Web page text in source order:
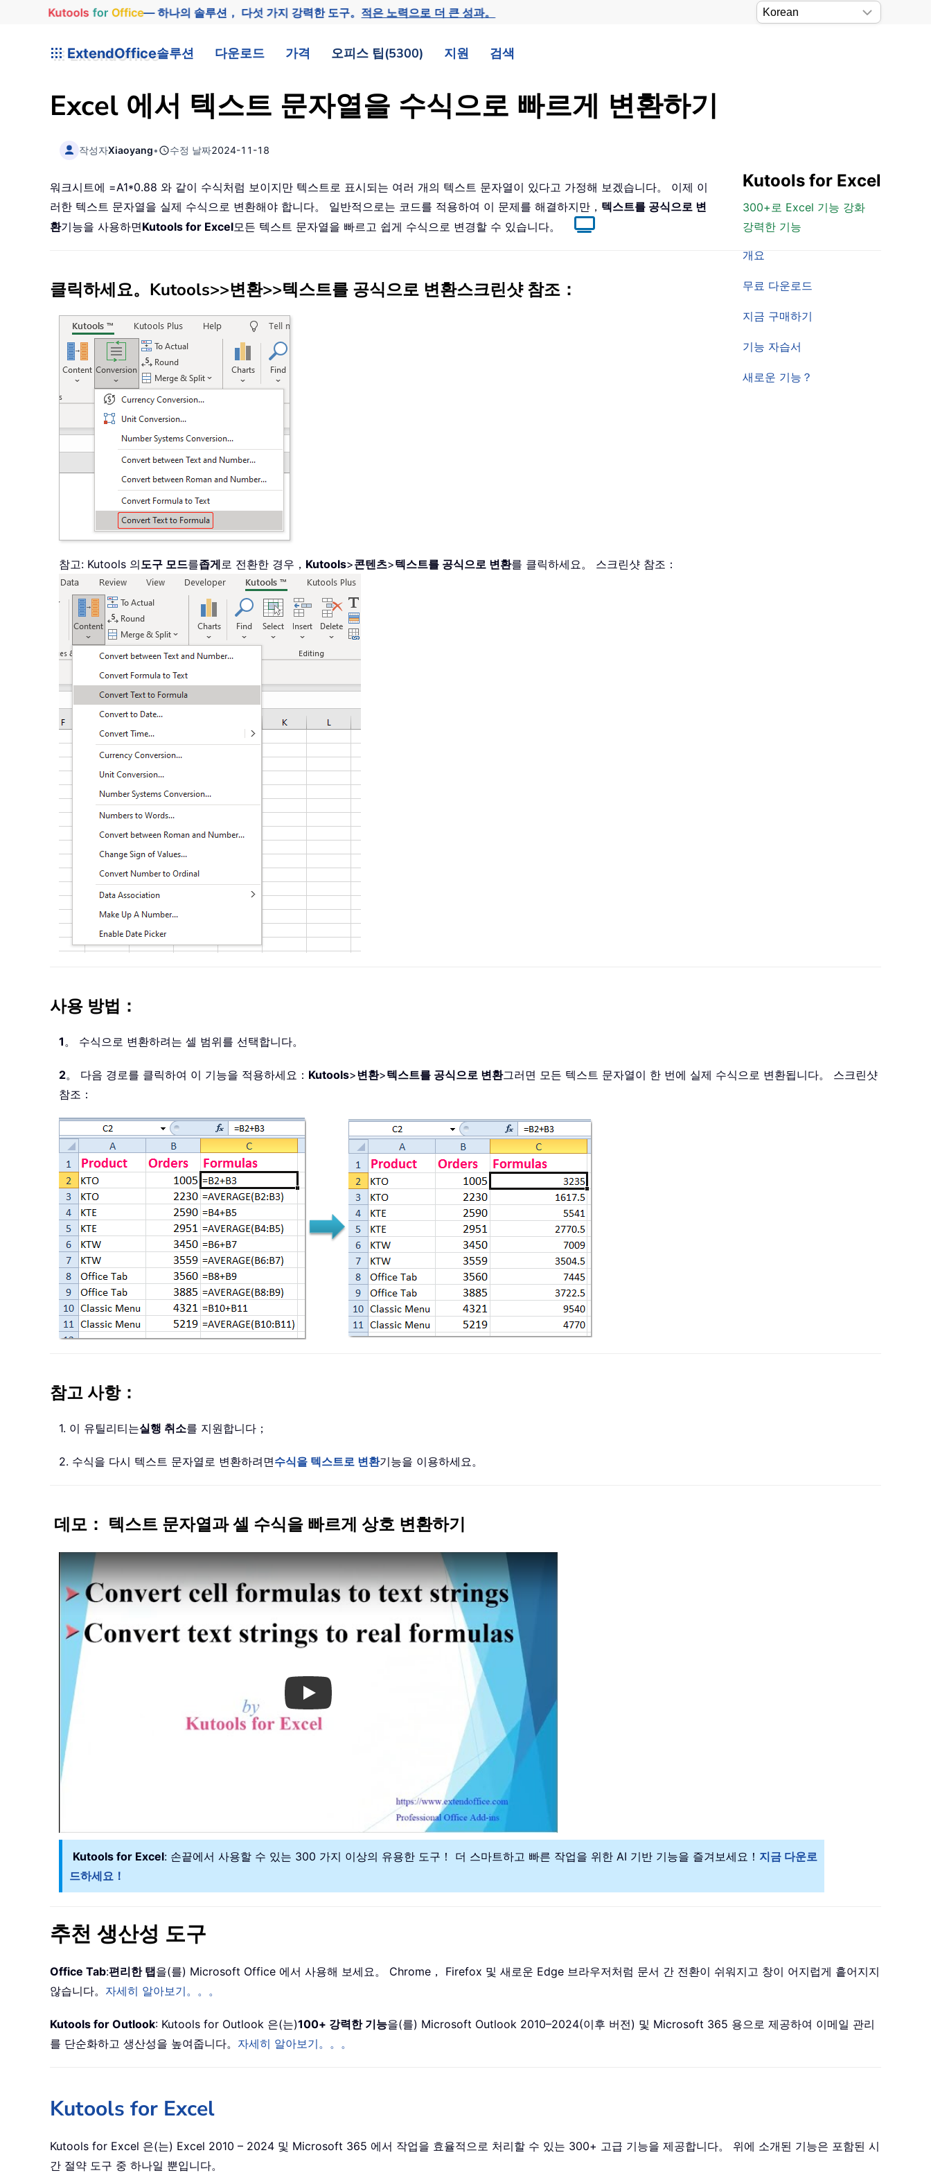
Kutools for Office— 하나의 솔루션， 다섯 가지 강력한 도구。적은 노력으로 더 큰 성과。
ExtendOffice솔루션 다운로드 가격 오피스 팁(5300) 지원 검색
Excel 에서 텍스트 문자열을 수식으로 빠르게 변환하기
작성자Xiaoyang• 수정 날짜2024-11-18
Kutools for Excel
300+로 Excel 기능 강화
강력한 기능
개요
무료 다운로드
지금 구매하기
기능 자습서
새로운 기능？
워크시트에 =A1*0.88 와 같이 수식처럼 보이지만 텍스트로 표시되는 여러 개의 텍스트 문자열이 있다고 가정해 보겠습니다。 이제 이
러한 텍스트 문자열을 실제 수식으로 변환해야 합니다。 일반적으로는 코드를 적용하여 이 문제를 해결하지만， 텍스트를 공식으로 변
환기능을 사용하면Kutools for Excel모든 텍스트 문자열을 빠르고 쉽게 수식으로 변경할 수 있습니다。
클릭하세요。 Kutools>>변환>>텍스트를 공식으로 변환스크린샷 참조：
참고: Kutools 의도구 모드를좁게로 전환한 경우， Kutools>콘텐츠>텍스트를 공식으로 변환를 클릭하세요。 스크린샷 참조：
사용 방법：
1。 수식으로 변환하려는 셀 범위를 선택합니다。
2。 다음 경로를 클릭하여 이 기능을 적용하세요： Kutools>변환>텍스트를 공식으로 변환그러면 모든 텍스트 문자열이 한 번에 실제 수식으로 변환됩니다。 스크린샷
참조：
참고 사항：
1. 이 유틸리티는실행 취소를 지원합니다；
2. 수식을 다시 텍스트 문자열로 변환하려면수식을 텍스트로 변환기능을 이용하세요。
데모： 텍스트 문자열과 셀 수식을 빠르게 상호 변환하기
Play
Kutools for Excel: 손끝에서 사용할 수 있는 300 가지 이상의 유용한 도구！ 더 스마트하고 빠른 작업을 위한 AI 기반 기능을 즐겨보세요！ 지금 다운로
드하세요！
추천 생산성 도구
Office Tab:편리한 탭을(를) Microsoft Office 에서 사용해 보세요。 Chrome， Firefox 및 새로운 Edge 브라우저처럼 문서 간 전환이 쉬워지고 창이 어지럽게 흩어지지
않습니다。 자세히 알아보기。。。
Kutools for Outlook: Kutools for Outlook 은(는)100+ 강력한 기능을(를) Microsoft Outlook 2010–2024(이후 버전) 및 Microsoft 365 용으로 제공하여 이메일 관리
를 단순화하고 생산성을 높여줍니다。 자세히 알아보기。。。
Kutools for Excel
Kutools for Excel 은(는) Excel 2010 – 2024 및 Microsoft 365 에서 작업을 효율적으로 처리할 수 있는 300+ 고급 기능을 제공합니다。 위에 소개된 기능은 포함된 시
간 절약 도구 중 하나일 뿐입니다。